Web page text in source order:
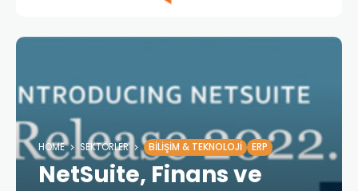
HOME SEKTÖRLER BILIŞIM & TEKNOLOJI ERP
NetSuite, Finans ve